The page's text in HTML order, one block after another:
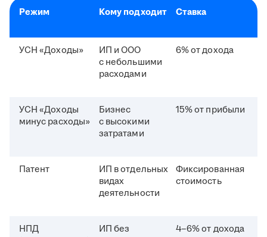
Режим Кому подходит Ставка
УСН «Доходы»
ИП и ООО
с небольшими
расходами
6% от дохода
УСН «Доходы
минус расходы»
Бизнес
с высокими
затратами
15% от прибыли
Патент
ИП в отдельных
видах
деятельности
Фиксированная
стоимость
НПД
ИП без
4–6% от дохода